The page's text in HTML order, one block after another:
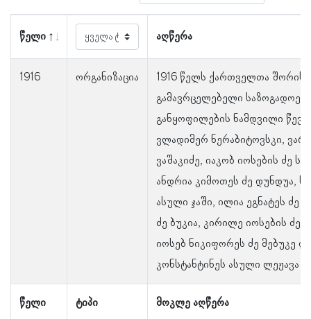
წელი აღწერა
წელი ტიპი მოკლე აღწერა
1916 ორგანიზაცია
1916 წელს ქართველთა შორის
გამავრცელებელი
განყოფილების ნამდვილი
ვლადიმერ ნერაბიტოვსკი,
ვაშაკიძე, იაკობ იოსების ძე
ანდრია კიმოთეს ძე დუნდუა,
ასული ჯაში, ილია ეგნატეს ძე
ძე ბუკია, კირილე იოსების ძე
იოსებ ნიკიფორეს ძე მებუკე
კონსტანტინეს ასული ლეჟავა.